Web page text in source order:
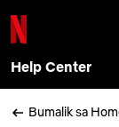
Help Center
Bumalik sa